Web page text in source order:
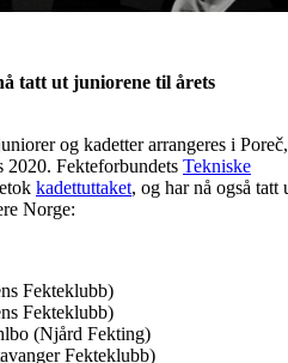
tatt ut juniorene til årets
og kadetter arrangeres i Poreč,
Fekteforbundets Tekniske
kadettuttaket, og har nå også tatt
Norge:
Fekteklubb)
Fekteklubb)
(Njård Fekting)
Fekteklubb)